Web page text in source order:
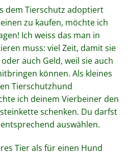
dem Tierschutz adoptiert
zu kaufen, möchte ich
Ich weiss das man in
muss: viel Zeit, damit sie
auch Geld, weil sie auch
können. Als kleines
Tierschutzhund
ich deinem Vierbeiner den
schenken. Du darfst
auswählen.
Tier als für einen Hund